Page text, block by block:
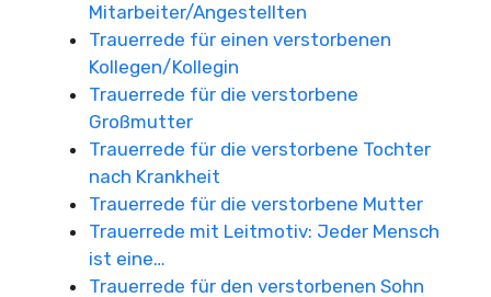
Mitarbeiter/Angestellten
Trauerrede für einen verstorbenen
Kollegen/Kollegin
Trauerrede für die verstorbene
Großmutter
Trauerrede für die verstorbene Tochter
nach Krankheit
Trauerrede für die verstorbene Mutter
Trauerrede mit Leitmotiv: Jeder Mensch
ist eine…
Trauerrede für den verstorbenen Sohn